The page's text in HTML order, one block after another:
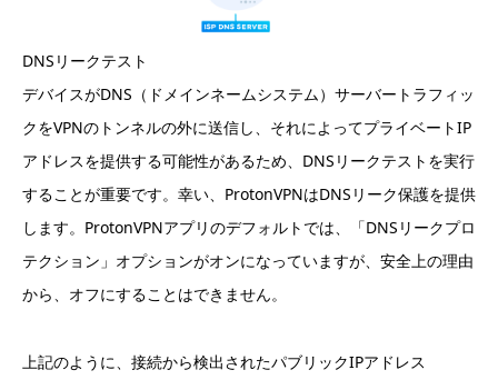
DNSリークテスト
デバイスがDNS（ドメインネームシステム）サーバートラフィッ
クをVPNのトンネルの外に送信し、それによってプライベートIP
アドレスを提供する可能性があるため、DNSリークテストを実行
することが重要です。幸い、ProtonVPNはDNSリーク保護を提供
します。ProtonVPNアプリのデフォルトでは、「DNSリークプロ
テクション」オプションがオンになっていますが、安全上の理由
から、オフにすることはできません。
上記のように、接続から検出されたパブリックIPアドレス